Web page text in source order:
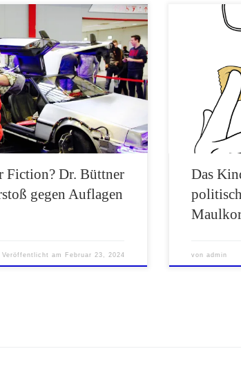
tatsächlich auf eine
Informationsfreiheitsgesetz.
und Umgangsrecht"
Zeitreisen
worden sein - und
erhobenen Daten. Die
weiter und Dr. Büttner
sich immer weiter um
Fiction? Dr. Büttner
gegen Auflagen
Veröffentlicht am Februar 23, 2024
Stimme
mehr
früher: Im
zum
Das
vonadmin